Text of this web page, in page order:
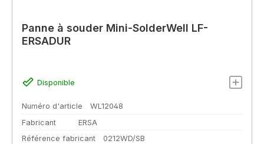
Panne à souder Mini-SolderWell LF-
ERSADUR
Disponible
Numéro d'article
WL12048
Fabricant
ERSA
Référence fabricant
0212WD/SB